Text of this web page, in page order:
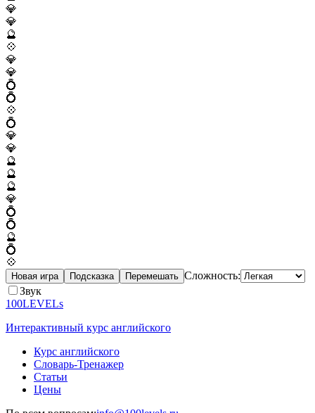
💎
💎
🔮
💠
💎
💎
💍
💍
💠
💍
💎
💎
🔮
🔮
🔮
💎
💍
💍
🔮
💍
💠
Новая игра Подсказка Перемешать Сложность:
Звук
100LEVELs
Интерактивный курс английского
Курс английского
Словарь-Тренажер
Статьи
Цены